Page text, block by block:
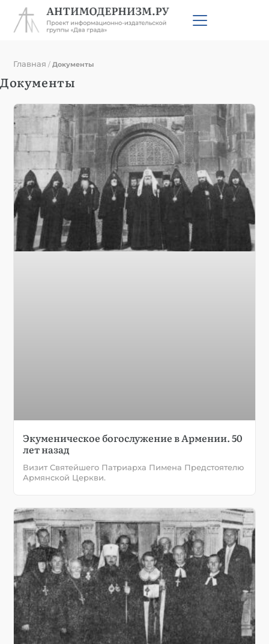
Главная /Документы
Документы
Экуменическое богослужение в Армении. 50
лет назад
Визит Святейшего Патриарха Пимена Предстоятелю
Армянской Церкви.